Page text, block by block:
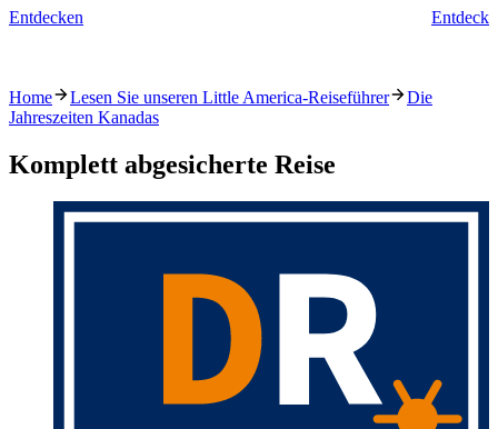
Entdecken
Home Lesen Sie unseren Little America-Reiseführer
Die
Jahreszeiten Kanadas
Komplett abgesicherte Reise